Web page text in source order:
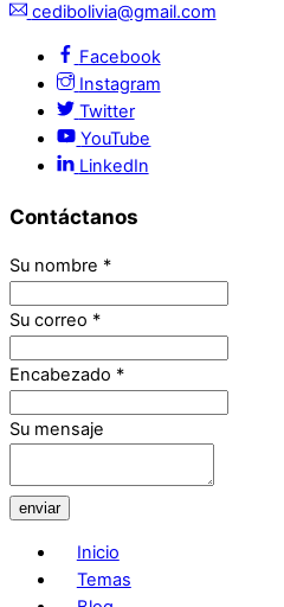
cedibolivia@gmail.com
Facebook
Instagram
Twitter
YouTube
LinkedIn
Contáctanos
Su nombre *
Su correo *
Encabezado *
Su mensaje
enviar
Inicio
Temas